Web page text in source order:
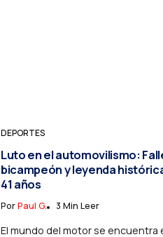
DEPORTES
Luto en el automovilismo:
bicampeón y leyenda
41 años
PorPaul G. 3 Min Leer
El mundo del motor se encuentra